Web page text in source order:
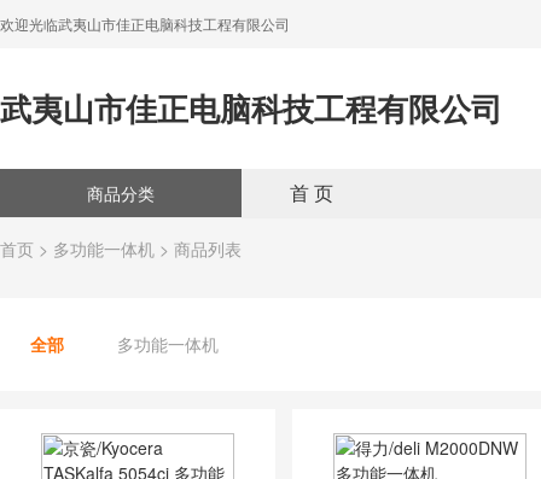
欢迎光临武夷山市佳正电脑科技工程有限公司
武夷山市佳正电脑科技工程有限公司
商品分类 首 页
首页 > 多功能一体机 > 商品列表
全部 多功能一体机